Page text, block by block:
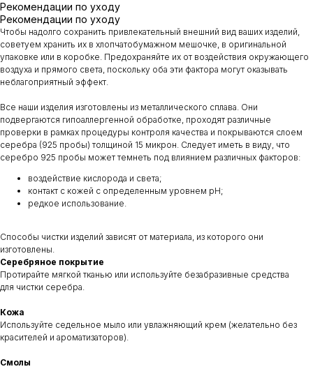
Рекомендации по уходу
Рекомендации по уходу
Чтобы надолго сохранить привлекательный внешний вид ваших изделий,
советуем хранить их в хлопчатобумажном мешочке, в оригинальной
упаковке или в коробке. Предохраняйте их от воздействия окружающего
воздуха и прямого света, поскольку оба эти фактора могут оказывать
неблагоприятный эффект.
Все наши изделия изготовлены из металлического сплава. Они
подвергаются гипоаллергенной обработке, проходят различные
проверки в рамках процедуры контроля качества и покрываются слоем
серебра (925 пробы) толщиной 15 микрон. Следует иметь в виду, что
серебро 925 пробы может темнеть под влиянием различных факторов:
воздействие кислорода и света;
контакт с кожей с определенным уровнем pH;
редкое использование.
Способы чистки изделий зависят от материала, из которого они
изготовлены.
Серебряное покрытие
Протирайте мягкой тканью или используйте безабразивные средства
для чистки серебра.
Кожа
Используйте седельное мыло или увлажняющий крем (желательно без
красителей и ароматизаторов).
Смолы